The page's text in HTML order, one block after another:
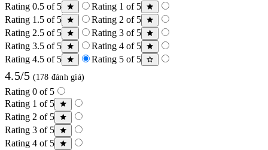
Rating 0.5 of 5
Rating 1 of 5
Rating 1.5 of 5
Rating 2 of 5
Rating 2.5 of 5
Rating 3 of 5
Rating 3.5 of 5
Rating 4 of 5
Rating 4.5 of 5
Rating 5 of 5
4.5/5 (178 đánh giá)
Rating 0 of 5
Rating 1 of 5
Rating 2 of 5
Rating 3 of 5
Rating 4 of 5